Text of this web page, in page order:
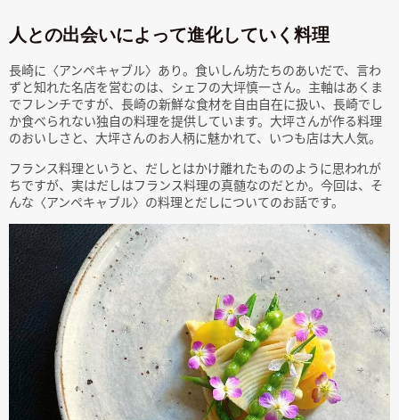
人との出会いによって進化していく料理
長崎に〈アンペキャブル〉あり。食いしん坊たちのあいだで、言わ
ずと知れた名店を営むのは、シェフの大坪慎一さん。主軸はあくま
でフレンチですが、長崎の新鮮な食材を自由自在に扱い、長崎でし
か食べられない独自の料理を提供しています。大坪さんが作る料理
のおいしさと、大坪さんのお人柄に魅かれて、いつも店は大人気。
フランス料理というと、だしとはかけ離れたもののように思われが
ちですが、実はだしはフランス料理の真髄なのだとか。今回は、そ
んな〈アンペキャブル〉の料理とだしについてのお話です。